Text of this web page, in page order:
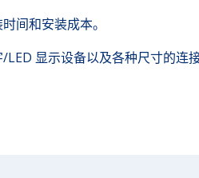
间和安装成本。
显示设备以及各种尺寸的连